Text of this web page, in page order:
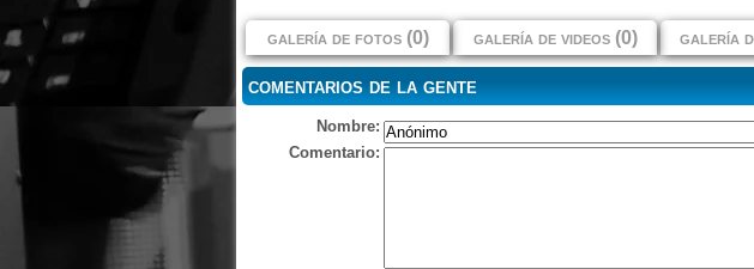
galería de fotos (0) galería de videos (0) galería
comentarios de la gente
Nombre:
Comentario: